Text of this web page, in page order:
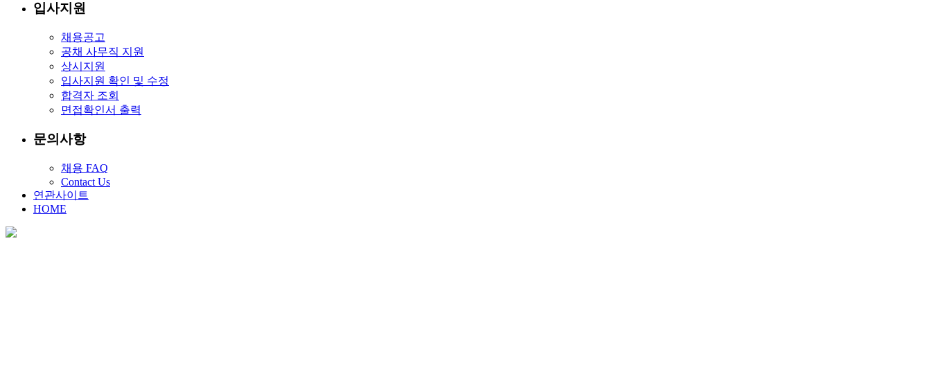
입사지원
채용공고
공채 사무직 지원
상시지원
입사지원 확인 및 수정
합격자 조회
면접확인서 출력
문의사항
채용 FAQ
Contact Us
연관사이트
HOME